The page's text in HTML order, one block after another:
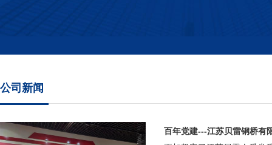
公司新闻
百年党建---江苏贝雷钢桥有